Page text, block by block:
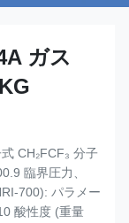
ガス
CH₂FCF₃ 分子
臨界圧力、
700): パラメー
酸性度 (重量